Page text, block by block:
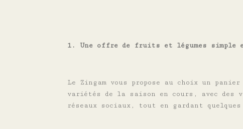
1. Une offre de fruits et légumes simple
Le Zingam vous propose au choix un
variétés de la saison en cours, avec des
réseaux sociaux, tout en gardant